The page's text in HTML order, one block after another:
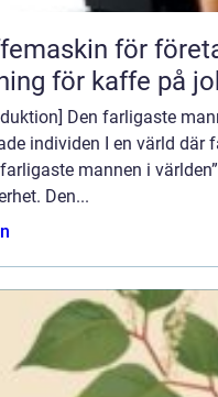
för
för kaffe på
Den farligaste
individen I en värld där
mannen i
Den...